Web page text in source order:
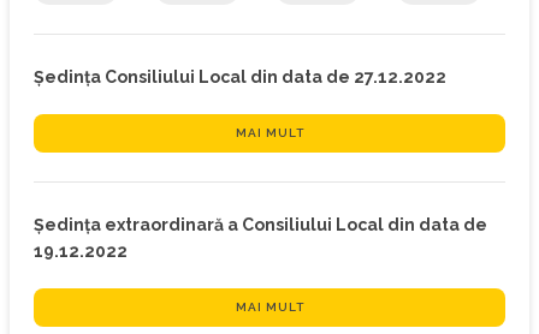
Ședința Consiliului Local din data de 27.12.2022
MAI MULT
Ședința extraordinară a Consiliului Local din data de
19.12.2022
MAI MULT